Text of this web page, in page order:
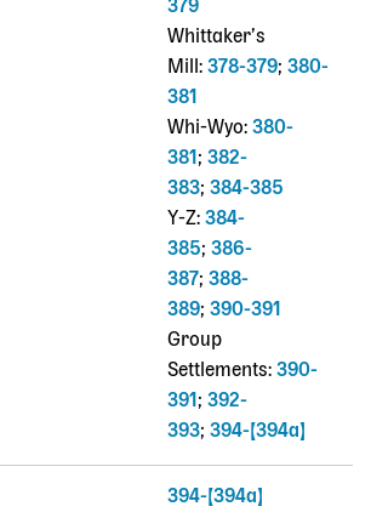
379
Whittaker’s
Mill: 378-379; 380-
381
Whi-Wyo: 380-
381 ; 382-
383; 384-385
Y-Z: 384-
385; 386-
387; 388-
389; 390-391
Group
Settlements: 390-
391 ; 392-
393; 394-[394a]
394-[394a]